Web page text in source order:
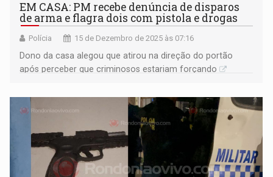
EM CASA: PM recebe denúncia de disparos
de arma e flagra dois com pistola e drogas
Polícia 15 de Dezembro de 2025 às 07:16
Dono da casa alegou que atirou na direção do portão
após perceber que criminosos estariam forçando